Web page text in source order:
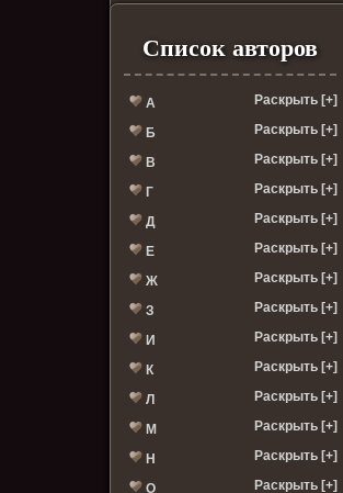
Список авторов
А Раскрыть [+]
Б Раскрыть [+]
В Раскрыть [+]
Г Раскрыть [+]
Д Раскрыть [+]
Е Раскрыть [+]
Ж Раскрыть [+]
З Раскрыть [+]
И Раскрыть [+]
К Раскрыть [+]
Л Раскрыть [+]
М Раскрыть [+]
Н Раскрыть [+]
О Раскрыть [+]